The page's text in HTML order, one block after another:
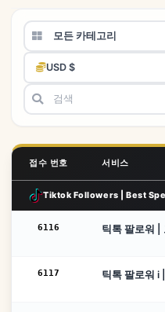
모든 카테고리
USD $
접수 번호 서비스
Tiktok Followers | Best
6116 틱톡 팔로워
6117 틱톡 팔로워 i